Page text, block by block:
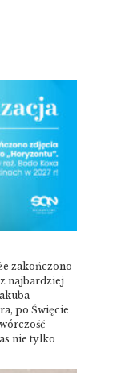
zakończono
najbardziej
po Święcie
nie tylko